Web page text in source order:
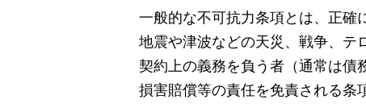
一般的な不可抗力条項とは、正確
地震や津波などの天災、戦争、テ
契約上の義務を負う者（通常は債
損害賠償等の責任を免責される条